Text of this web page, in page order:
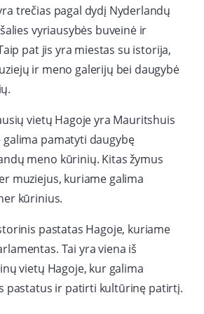
trečias pagal dydį Nyderlandų
vyriausybės buveinė ir
pat jis yra miestas su istorija,
ir meno galerijų bei daugybė
vietų Hagoje yra Mauritshuis
pamatyti daugybę
meno kūrinių. Kitas žymus
muziejus, kuriame galima
kūrinius.
pastatas Hagoje, kuriame
Tai yra viena iš
vietų Hagoje, kur galima
pastatus ir patirti kultūrinę patirtį.